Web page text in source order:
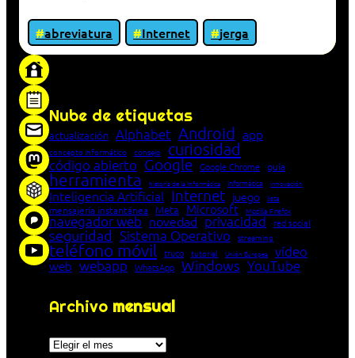
abreviatura Internet
jerga
Nube de etiquetas
actualización Alphabet Android app
concepto informático consejo curiosidad
código abierto Google Google Chrome guía
herramienta historia de la Informática Informática innovación
Inteligencia Artificial Internet juego lista
mensajería instantánea Meta Microsoft Mozilla Firefox
navegador web novedad privacidad red social
seguridad Sistema Operativo streaming
teléfono móvil truco tutorial Unión Europea vídeo
web webapp WhatsApp Windows YouTube
Archivo mensual
Archivos